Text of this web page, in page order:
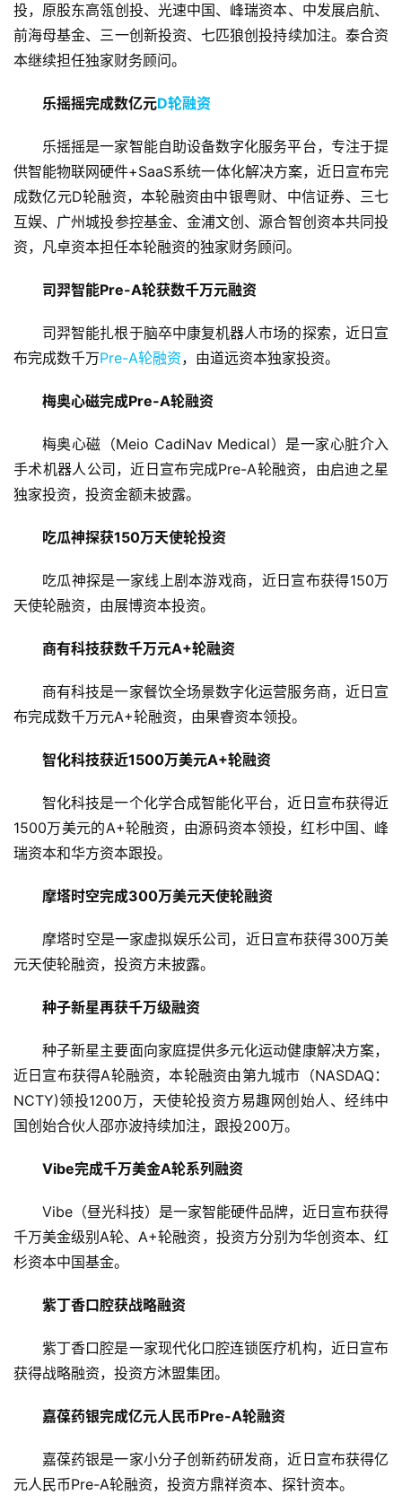
首
页
道
察
投，原股东高瓴创投、光速中国、峰瑞资本、中发展启航、
前海母基金、三一创新投资、七匹狼创投持续加注。泰合资
本继续担任独家财务顾问。
乐摇摇完成数亿元D轮融资
乐摇摇是一家智能自助设备数字化服务平台，专注于提
供智能物联网硬件+SaaS系统一体化解决方案，近日宣布完
成数亿元D轮融资，本轮融资由中银粤财、中信证券、三七
互娱、广州城投参控基金、金浦文创、源合智创资本共同投
资，凡卓资本担任本轮融资的独家财务顾问。
司羿智能Pre-A轮获数千万元融资
司羿智能扎根于脑卒中康复机器人市场的探索，近日宣
布完成数千万Pre-A轮融资，由道远资本独家投资。
梅奥心磁完成Pre-A轮融资
梅奥心磁（Meio CadiNav Medical）是一家心脏介入
手术机器人公司，近日宣布完成Pre-A轮融资，由启迪之星
独家投资，投资金额未披露。
吃瓜神探获150万天使轮投资
吃瓜神探是一家线上剧本游戏商，近日宣布获得150万
天使轮融资，由展博资本投资。
商有科技获数千万元A+轮融资
商有科技是一家餐饮全场景数字化运营服务商，近日宣
布完成数千万元A+轮融资，由果睿资本领投。
智化科技获近1500万美元A+轮融资
智化科技是一个化学合成智能化平台，近日宣布获得近
1500万美元的A+轮融资，由源码资本领投，红杉中国、峰
瑞资本和华方资本跟投。
摩塔时空完成300万美元天使轮融资
摩塔时空是一家虚拟娱乐公司，近日宣布获得300万美
元天使轮融资，投资方未披露。
种子新星再获千万级融资
种子新星主要面向家庭提供多元化运动健康解决方案，
近日宣布获得A轮融资，本轮融资由第九城市（NASDAQ：
NCTY)领投1200万，天使轮投资方易趣网创始人、经纬中
国创始合伙人邵亦波持续加注，跟投200万。
Vibe完成千万美金A轮系列融资
Vibe（昼光科技）是一家智能硬件品牌，近日宣布获得
千万美金级别A轮、A+轮融资，投资方分别为华创资本、红
杉资本中国基金。
紫丁香口腔获战略融资
紫丁香口腔是一家现代化口腔连锁医疗机构，近日宣布
获得战略融资，投资方沐盟集团。
嘉葆药银完成亿元人民币Pre-A轮融资
嘉葆药银是一家小分子创新药研发商，近日宣布获得亿
元人民币Pre-A轮融资，投资方鼎祥资本、探针资本。